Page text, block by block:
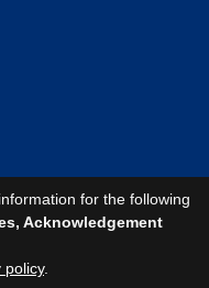
for the following
Acknowledgement
policy.